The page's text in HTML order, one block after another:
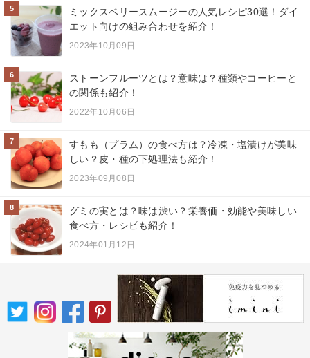
5
ミックスベリースムージーの人気レシピ30選！ダイ
エット向けの組み合わせを紹介！
2023年10月09日
6
ストーンフルーツとは？意味は？種類やコーヒーと
の関係も紹介！
2022年10月06日
7
すもも（プラム）の食べ方は？冷凍・塩漬けが美味
しい？皮・種の下処理法も紹介！
2023年09月08日
8
グミの実とは？味は渋い？栄養価・効能や美味しい
食べ方・レシピも紹介！
2024年01月12日